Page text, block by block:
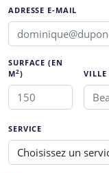
ADRESSE E-MAIL
SURFACE (EN
M2) VILLE
SERVICE